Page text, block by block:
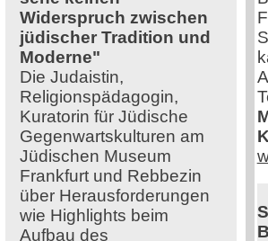
Widerspruch zwischen
jüdischer Tradition und
Moderne"
Die Judaistin,
Religionspädagogin,
Kuratorin für Jüdische
Gegenwartskulturen am
Jüdischen Museum
Frankfurt und Rebbezin
über Herausforderungen
wie Highlights beim
Aufbau des